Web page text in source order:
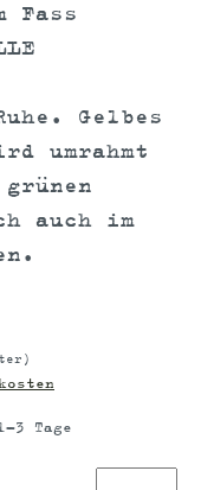
Fass
Gelbes
umrahmt
auch im
Tage